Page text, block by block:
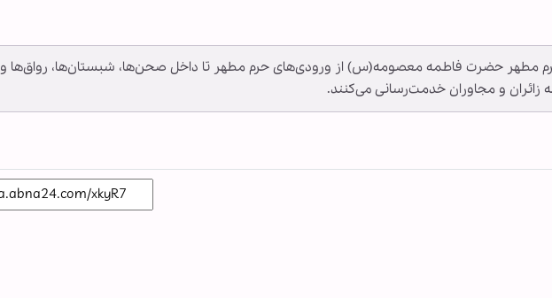
مطهر حضرت فاطمه معصومه(س) از ورودی‌های حرم مطهر تا داخل صحن‌ها، شبستان‌ها، رواق‌ها و
زائران و مجاوران خدمت‌رسانی می‌کنند.